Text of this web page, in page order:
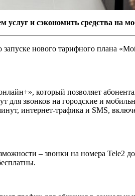
услуг и сэкономить средства на
запуске нового тарифного плана
который позволяет
для звонков на городские и
интернет-трафика и SMS,
– звонки на номера Tele2